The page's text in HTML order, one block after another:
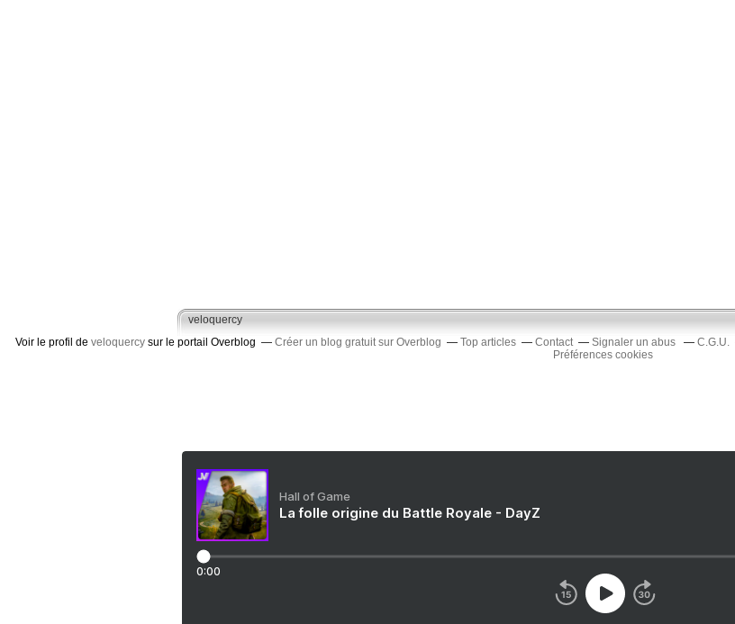
veloquercy
Voir le profil de veloquercy sur le portail Overblog Créer un blog gratuit sur Overblog Top articles Contact Signaler un abus C.G.U.
Préférences cookies
Hall of Game
La folle origine du Battle Royale - DayZ
0:00